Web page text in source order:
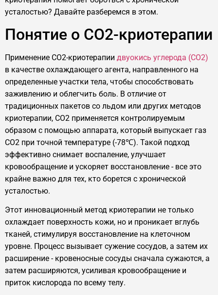
усталостью? Давайте разберемся в этом.
Понятие о CO2-криотерапии
Применение CO2-криотерапии двуокись углерода (CO2)
в качестве охлаждающего агента, направленного на
определенные участки тела, чтобы способствовать
заживлению и облегчить боль. В отличие от
традиционных пакетов со льдом или других методов
криотерапии, CO2 применяется контролируемым
образом с помощью аппарата, который выпускает газ
CO2 при точной температуре (-78℃). Такой подход
эффективно снимает воспаление, улучшает
кровообращение и ускоряет восстановление - все это
крайне важно для тех, кто борется с хронической
усталостью.
Этот инновационный метод криотерапии не только
охлаждает поверхность кожи, но и проникает вглубь
тканей, стимулируя восстановление на клеточном
уровне. Процесс вызывает сужение сосудов, а затем их
расширение - кровеносные сосуды сначала сужаются, а
затем расширяются, усиливая кровообращение и
приток кислорода по всему телу.